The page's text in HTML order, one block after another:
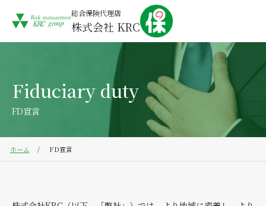
総合保険代理店
株式会社 KRC
Fiduciary duty
FD宣言
ホーム FD宣言